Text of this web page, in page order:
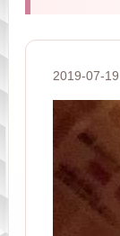
2019-07-19